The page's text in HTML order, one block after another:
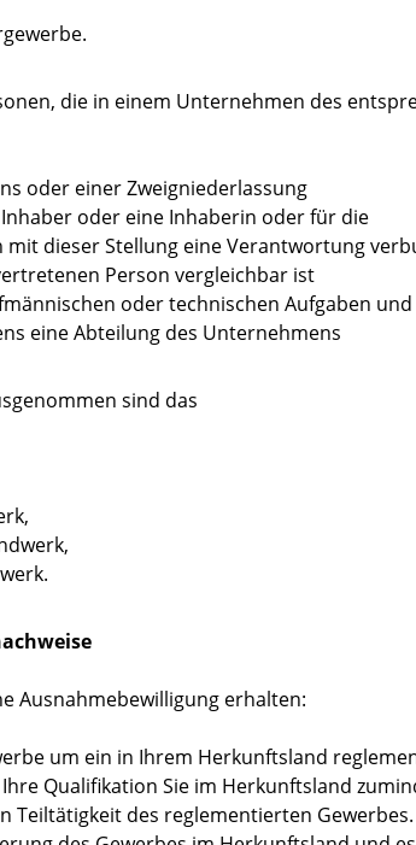
die in einem Unternehmen des
oder einer Zweigniederlassung
oder eine Inhaberin oder für die
dieser Stellung eine Verantwortung
Person vergleichbar ist
oder technischen Aufgaben
eine Abteilung des Unternehmens
sind das
Ausnahmebewilligung erhalten:
um ein in Ihrem Herkunftsland
Qualifikation Sie im Herkunftsland
Teiltätigkeit des reglementierten Gewerbes.